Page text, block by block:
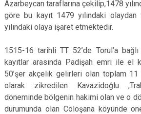
Azarbeycan taraflarına çekilip,1478
göre bu kayıt 1479 yılındaki
yılındaki olaya işaret etmektedir.
1515-16 tarihli TT 52’de Torul’a
kayıtlar arasında Padişah emri ile el
50’şer akçelik gelirleri olan toplam 11
olarak zikredilen Kavazidoğlu
döneminde bölgenin hakimi olan ve o
durumunda olan Coloşana köyünde